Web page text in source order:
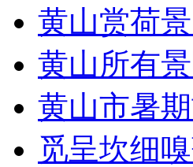
黄山赏荷
黄山所有
黄山市暑
觅呈坎细